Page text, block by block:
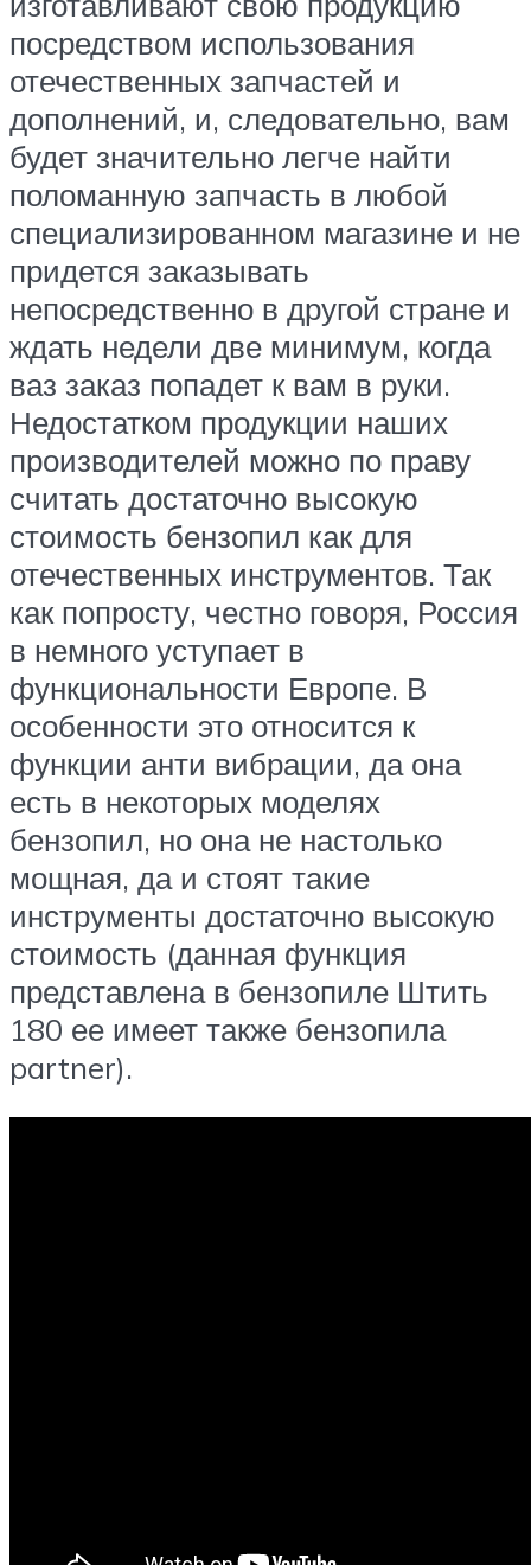
посредством использования
отечественных запчастей и
дополнений, и, следовательно, вам
будет значительно легче найти
поломанную запчасть в любой
специализированном магазине и не
придется заказывать
непосредственно в другой стране и
ждать недели две минимум, когда
ваз заказ попадет к вам в руки.
Недостатком продукции наших
производителей можно по праву
считать достаточно высокую
стоимость бензопил как для
отечественных инструментов. Так
как попросту, честно говоря, Россия
в немного уступает в
функциональности Европе. В
особенности это относится к
функции анти вибрации, да она
есть в некоторых моделях
бензопил, но она не настолько
мощная, да и стоят такие
инструменты достаточно высокую
стоимость (данная функция
представлена в бензопиле Штить
180 ее имеет также бензопила
partner).